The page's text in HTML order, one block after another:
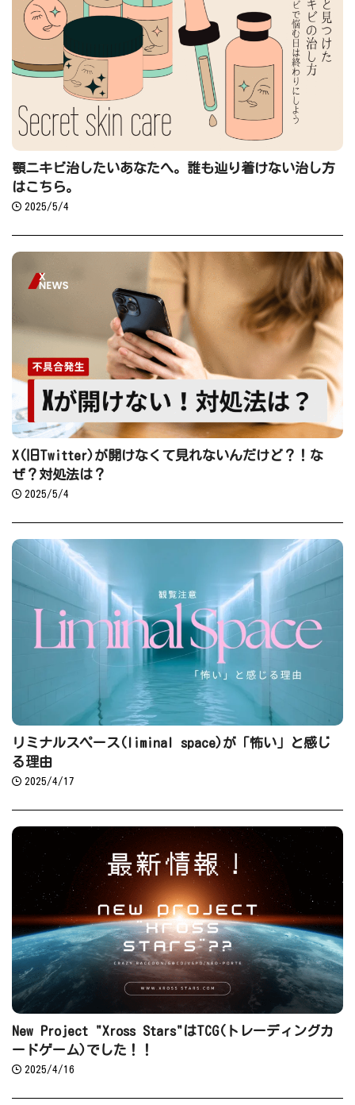
顎ニキビ治したいあなたへ。誰も辿り着けない治し方
はこちら。
2025/5/4
X(旧Twitter)が開けなくて見れないんだけど？！な
ぜ？対処法は？
2025/5/4
リミナルスペース(liminal space)が「怖い」と感じ
る理由
2025/4/17
New Project "Xross Stars"はTCG(トレーディングカ
ードゲーム)でした！！
2025/4/16